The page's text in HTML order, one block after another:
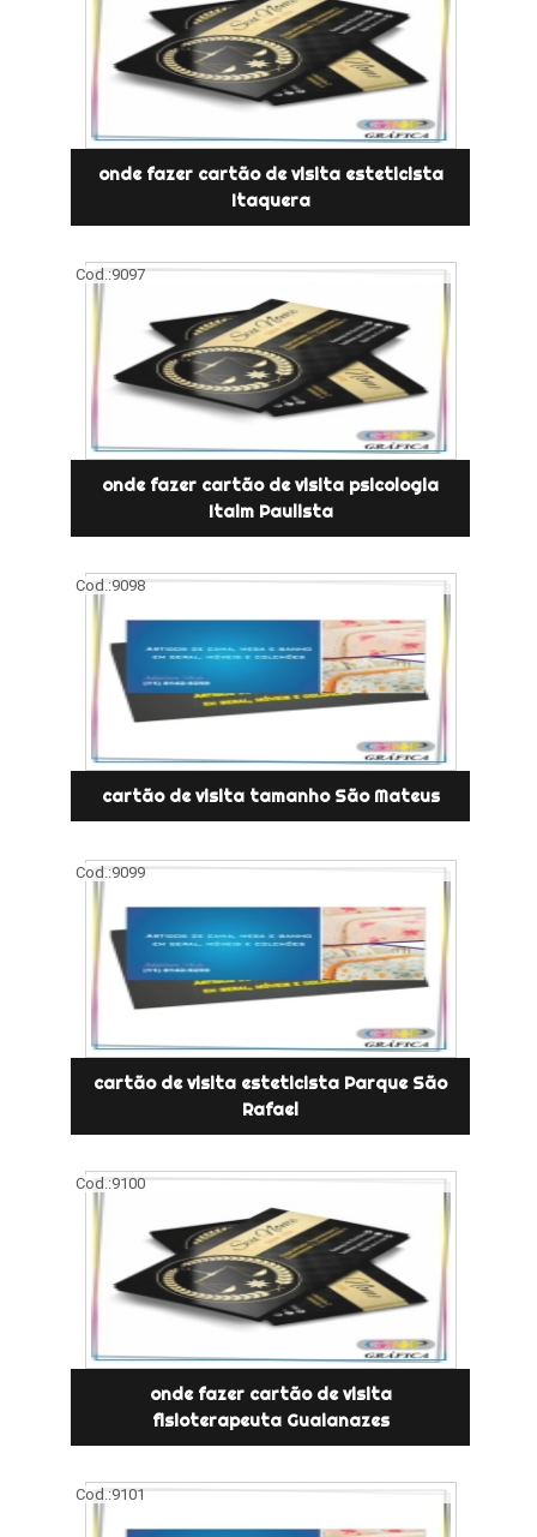
onde fazer cartão de visita esteticista
Itaquera
Cod.:9097
onde fazer cartão de visita psicologia
Itaim Paulista
Cod.:9098
cartão de visita tamanho São Mateus
Cod.:9099
cartão de visita esteticista Parque São
Rafael
Cod.:9100
onde fazer cartão de visita
fisioterapeuta Guaianazes
Cod.:9101